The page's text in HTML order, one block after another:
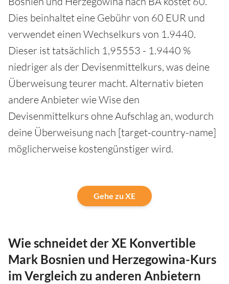
Dies beinhaltet eine Gebühr von 60 EUR und
verwendet einen Wechselkurs von 1.9440.
Dieser ist tatsächlich 1,95553 - 1.9440 %
niedriger als der Devisenmittelkurs, was deine
Überweisung teurer macht. Alternativ bieten
andere Anbieter wie Wise den
Devisenmittelkurs ohne Aufschlag an, wodurch
deine Überweisung nach [target-country-name]
möglicherweise kostengünstiger wird.
Gehe zu XE
Wie schneidet der XE Konvertible
Mark Bosnien und Herzegowina-Kurs
im Vergleich zu anderen Anbietern